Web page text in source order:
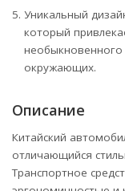
Уникальный
который
необыкновенного
окружающих.
Описание
Китайский
отличающийся
Транспортное